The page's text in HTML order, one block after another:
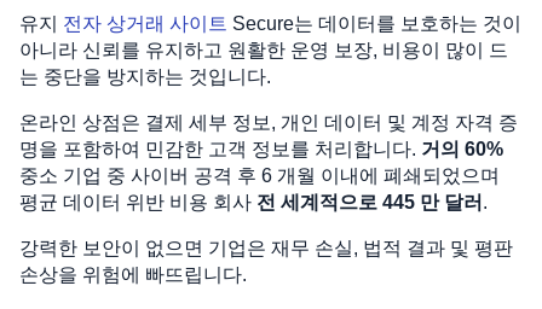
유지 전자 상거래 사이트 Secure는 데이터를 보호하는 것이
아니라 신뢰를 유지하고 원활한 운영 보장, 비용이 많이 드
는 중단을 방지하는 것입니다.
온라인 상점은 결제 세부 정보, 개인 데이터 및 계정 자격 증
명을 포함하여 민감한 고객 정보를 처리합니다. 거의 60%
중소 기업 중 사이버 공격 후 6 개월 이내에 폐쇄되었으며
평균 데이터 위반 비용 회사 전 세계적으로 445 만 달러 .
강력한 보안이 없으면 기업은 재무 손실, 법적 결과 및 평판
손상을 위험에 빠뜨립니다.